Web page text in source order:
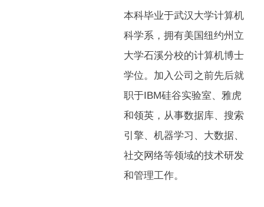
本科毕业于武汉大学计算机
科学系，拥有美国纽约州立
大学石溪分校的计算机博士
学位。加入公司之前先后就
职于IBM硅谷实验室、雅虎
和领英，从事数据库、搜索
引擎、机器学习、大数据、
社交网络等领域的技术研发
和管理工作。